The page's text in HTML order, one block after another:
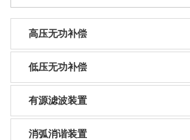
高压无功补偿
低压无功补偿
有源滤波装置
消弧消谐装置